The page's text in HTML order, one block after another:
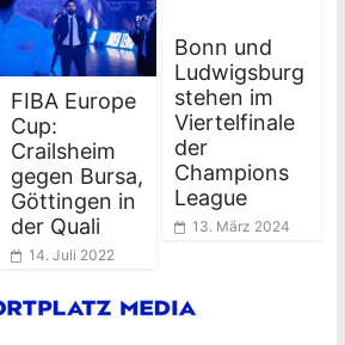
FIBA Europe
Cup:
Crailsheim
gegen Bursa,
Göttingen in
der Quali
14. Juli 2022
Bonn und
Ludwigsburg
stehen im
Viertelfinale
der
Champions
League
13. März 2024